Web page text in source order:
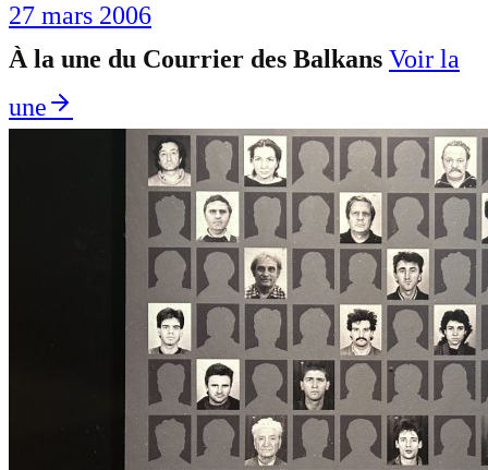
27 mars 2006
À la une du Courrier des Balkans Voir la
une